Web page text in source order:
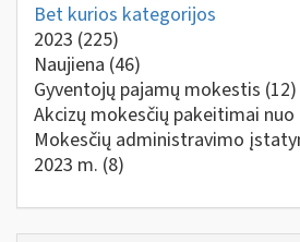
Bet kurios kategorijos
2023 (225)
Naujiena (46)
Gyventojų pajamų mokestis (12)
Akcizų mokesčių pakeitimai nuo
Mokesčių administravimo
2023 m. (8)